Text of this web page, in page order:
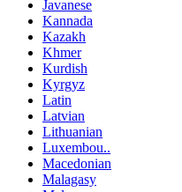
Javanese
Kannada
Kazakh
Khmer
Kurdish
Kyrgyz
Latin
Latvian
Lithuanian
Luxembou..
Macedonian
Malagasy